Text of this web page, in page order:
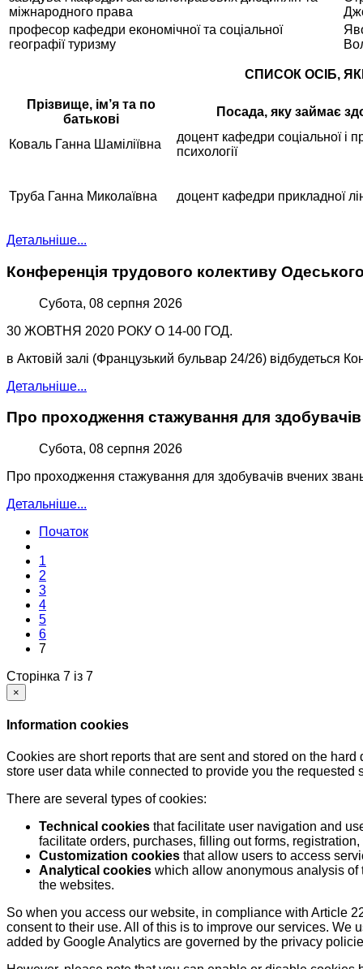
міжнародного права
професор кафедри економічної та соціальної
географії туризму
СПИСОК ОСІБ,
Прізвище, ім’я та по
батькові
Посада, яку займає
Коваль Ганна Шаміліївна
доцент кафедри соціальної і
психології
Труба Ганна Миколаївна доцент кафедри прикладної
Детальніше...
Конференція трудового колективу Одеського
Субота, 08 серпня 2026
30 ЖОВТНЯ 2020 РОКУ О 14-00 ГОД.
в Актовій залі (Французький бульвар 24/26) відбудеться
Детальніше...
Про проходження стажування для
Субота, 08 серпня 2026
Про проходження стажування для здобувачів вчених
Детальніше...
Початок
1
2
3
4
5
6
7
Сторінка 7 із 7
×
Information cookies
Cookies are short reports that are sent and stored on the
store user data while connected to provide you the
There are several types of cookies:
Technical cookies that facilitate user navigation and
facilitate orders, purchases, filling out forms,
Customization cookies that allow users to access
Analytical cookies which allow anonymous analysis
the websites.
So when you access our website, in compliance with Article
consent to their use. All of this is to improve our services.
added by Google Analytics are governed by the privacy